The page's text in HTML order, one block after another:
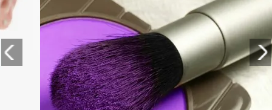
WEB
RADIO
PLAYLIST
NEWS